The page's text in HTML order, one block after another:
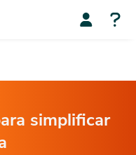
simplificar